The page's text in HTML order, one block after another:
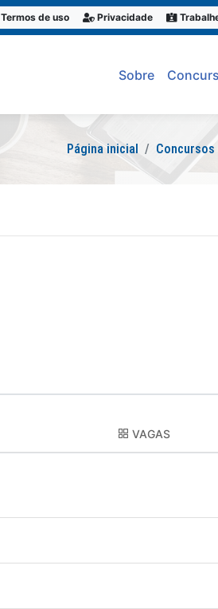
Termos de uso Privacidade
Sobre
Página inicial
VAGAS